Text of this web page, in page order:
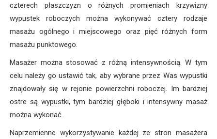
czterech płaszczyzn o różnych promieniach krzywizny
wypustek roboczych można wykonywać cztery rodzaje
masażu ogólnego i miejscowego oraz pięć różnych form
masażu punktowego.
Masażer można stosować z różną intensywnością. W tym
celu należy go ustawić tak, aby wybrane przez Was wypustki
znajdowały się w rejonie powierzchni roboczej. Im bardziej
ostre są wypustki, tym bardziej głęboki i intensywny masaż
można wykonać.
Naprzemienne wykorzystywanie każdej ze stron masażera